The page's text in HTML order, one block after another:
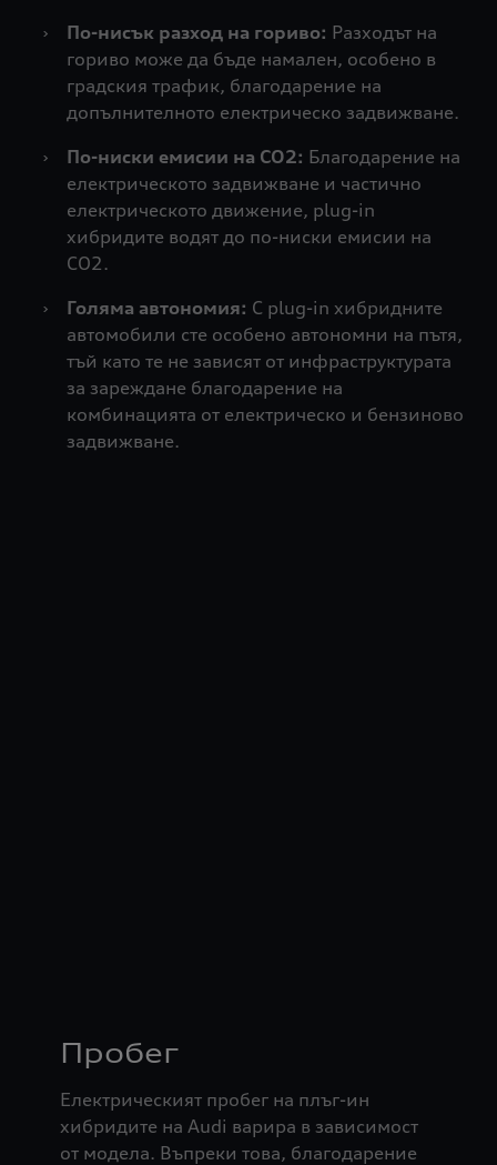
› По-нисък разход на гориво: Разходът на
гориво може да бъде намален, особено в
градския трафик, благодарение на
допълнителното електрическо задвижване.
›
По-ниски емисии на CO2: Благодарение на
електрическото задвижване и частично
електрическото движение, plug-in
хибридите водят до по-ниски емисии на
CO2.
›
Голяма автономия: С plug-in хибридните
автомобили сте особено автономни на пътя,
тъй като те не зависят от инфраструктурата
за зареждане благодарение на
комбинацията от електрическо и бензиново
задвижване.
Пробег
Електрическият пробег на плъг-ин
хибридите на Audi варира в зависимост
от модела. Въпреки това, благодарение